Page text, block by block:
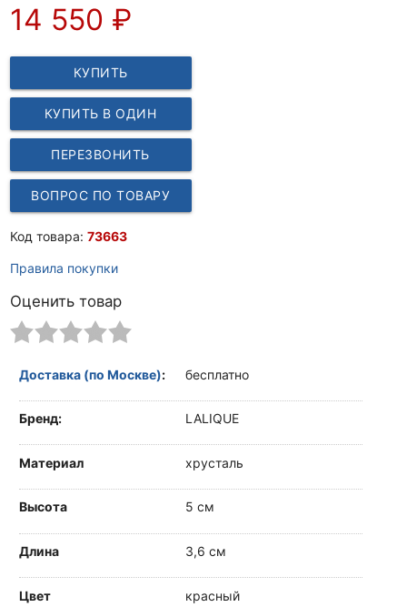
14 550 ₽
КУПИТЬ
КУПИТЬ В ОДИН
КЛИК
ПЕРЕЗВОНИТЬ
ВОПРОС ПО ТОВАРУ
Код товара: 73663
Правила покупки
Оценить товар
Доставка (по Москве): бесплатно
Бренд: LALIQUE
Материал хрусталь
Высота 5 см
Длина 3,6 см
Цвет красный